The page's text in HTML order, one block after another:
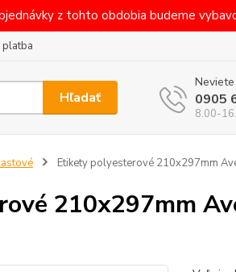
z tohto obdobia budeme
platba
Hľadať 0905
8.00-
Etikety polyesterové 210x297mm
210x297mm